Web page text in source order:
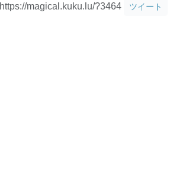
https://magical.kuku.lu/?3464 ツイート